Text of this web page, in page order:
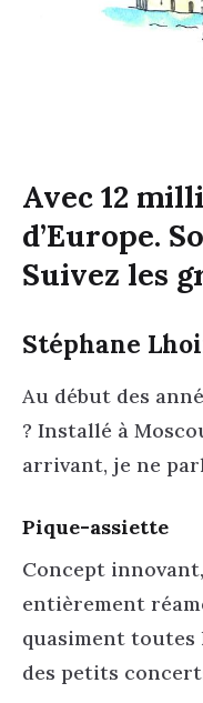
Avec 12
d’Europe.
Suivez les
Stéphane
Au début des
? Installé à
arrivant, je ne
Pique-assiette
Concept
entièrement
quasiment toutes
des petits